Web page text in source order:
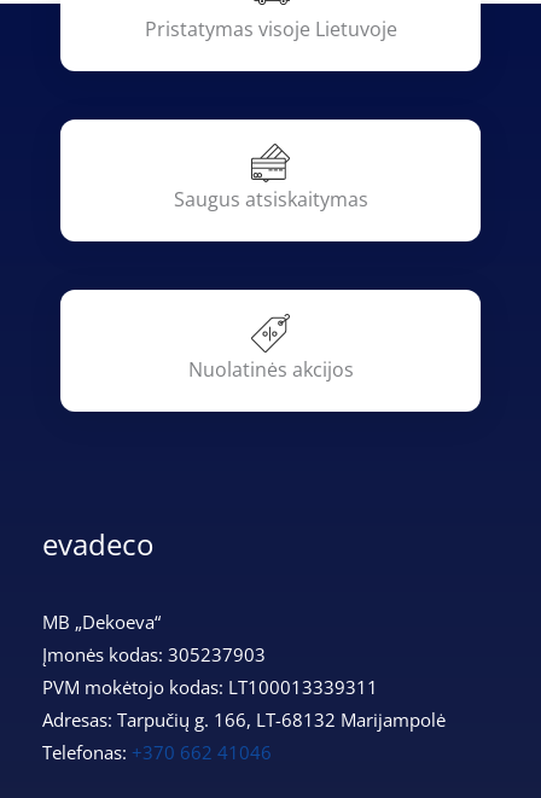
Pristatymas visoje Lietuvoje
Saugus atsiskaitymas
Nuolatinės akcijos
evadeco
MB „Dekoeva“
Įmonės kodas: 305237903
PVM mokėtojo kodas: LT100013339311
Adresas: Tarpučių g. 166, LT-68132 Marijampolė
Telefonas: +370 662 41046